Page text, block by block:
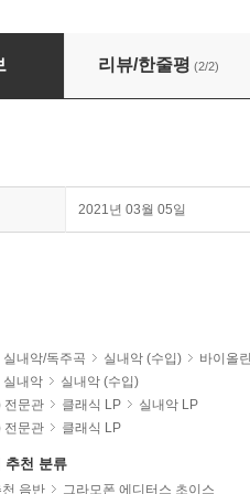
린 연주 모음집 (Hilary Hahn:
리뷰/한줄평 (2/2)
2021년 03월 05일
실내악/독주곡 실내악 (수입)
바이올린
실내악
실내악 (수입)
전문관 클래식 LP
실내악 LP
전문관 클래식 LP
추천 분류
음반
그라모폰 에디터스 초이스